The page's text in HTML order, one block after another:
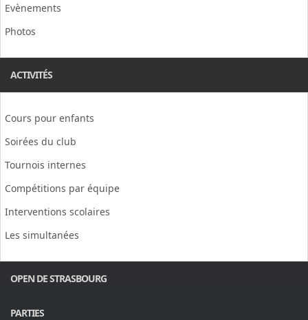
Evènements
Photos
ACTIVITÉS
Cours pour enfants
Soirées du club
Tournois internes
Compétitions par équipe
Interventions scolaires
Les simultanées
OPEN DE STRASBOURG
PARTIES